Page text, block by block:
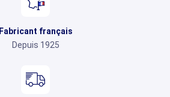
Fabricant français
Depuis 1925